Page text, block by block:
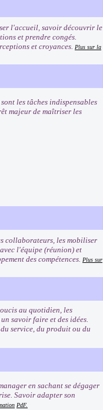
l'accueil, savoir découvrir le
et prendre congés.
et croyances. Plus sur la
les tâches indispensables
majeur de maîtriser les
collaborateurs, les mobiliser
l'équipe (réunion) et
des compétences. Plus sur
au quotidien, les
savoir faire et des idées.
service, du produit ou du
en sachant se dégager
Savoir adapter son
PdF.